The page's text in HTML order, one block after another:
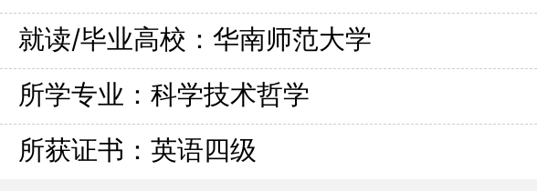
就读/毕业高校：华南师范大学
所学专业：科学技术哲学
所获证书：英语四级